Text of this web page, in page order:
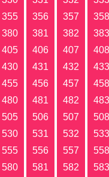
355 356 357 358
380 381 382 383
405 406 407 408
430 431 432 433
455 456 457 458
480 481 482 483
505 506 507 508
530 531 532 533
555 556 557 558
580 581 582 583